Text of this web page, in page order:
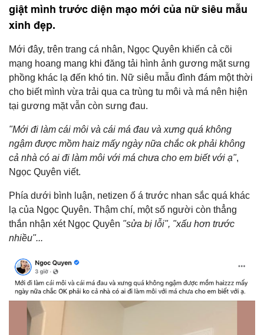
giật mình trước diện mạo mới của nữ siêu mẫu
xinh đẹp.
Mới đây, trên trang cá nhân, Ngọc Quyên khiến cả cõi
mạng hoang mang khi đăng tải hình ảnh gương mặt sưng
phồng khác lạ đến khó tin. Nữ siêu mẫu đình đám một thời
cho biết mình vừa trải qua ca trùng tu môi và má nên hiện
tại gương mặt vẫn còn sưng đau.
"Mới đi làm cái môi và cái má đau và xưng quá không
ngậm được mồm haiz mấy ngày nữa chắc ok phải không
cả nhà có ai đi làm môi với má chưa cho em biết với ạ",
Ngọc Quyên viết.
Phía dưới bình luận, netizen ố á trước nhan sắc quá khác
lạ của Ngọc Quyên. Thậm chí, một số người còn thẳng
thắn nhận xét Ngọc Quyên "sửa bị lỗi", "xấu hơn trước
nhiều"...